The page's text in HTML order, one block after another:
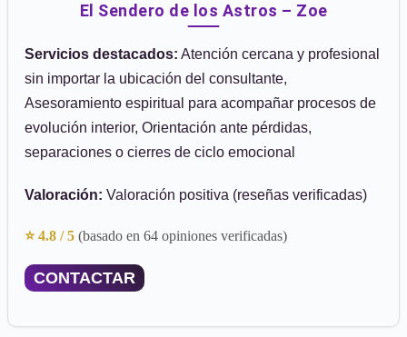
El Sendero de los Astros – Zoe
Servicios destacados: Atención cercana y profesional
sin importar la ubicación del consultante,
Asesoramiento espiritual para acompañar procesos de
evolución interior, Orientación ante pérdidas,
separaciones o cierres de ciclo emocional
Valoración: Valoración positiva (reseñas verificadas)
⭐ 4.8 / 5 (basado en 64 opiniones verificadas)
CONTACTAR